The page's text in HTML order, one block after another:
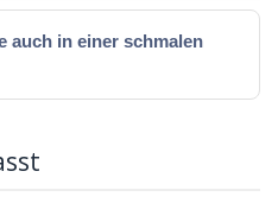
auch in einer schmalen